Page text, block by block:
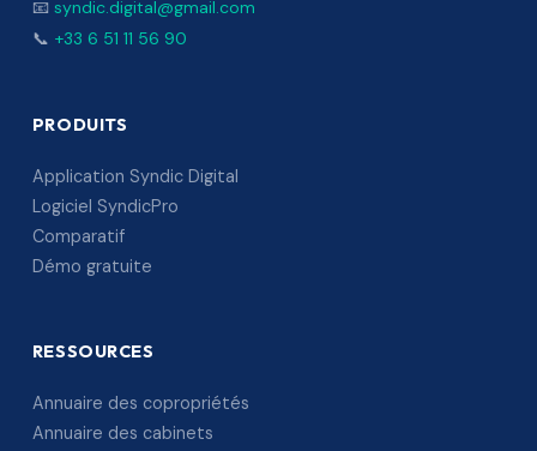
📧 syndic.digital@gmail.com
📞 +33 6 51 11 56 90
PRODUITS
Application Syndic Digital
Logiciel SyndicPro
Comparatif
Démo gratuite
RESSOURCES
Annuaire des copropriétés
Annuaire des cabinets